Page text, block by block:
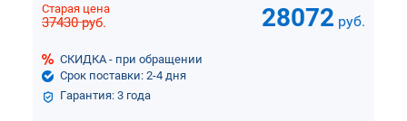
Старая цена
37430руб. 28072 руб.
СКИДКА - при обращении
Срок поставки: 2-4 дня
Гарантия: 3 года